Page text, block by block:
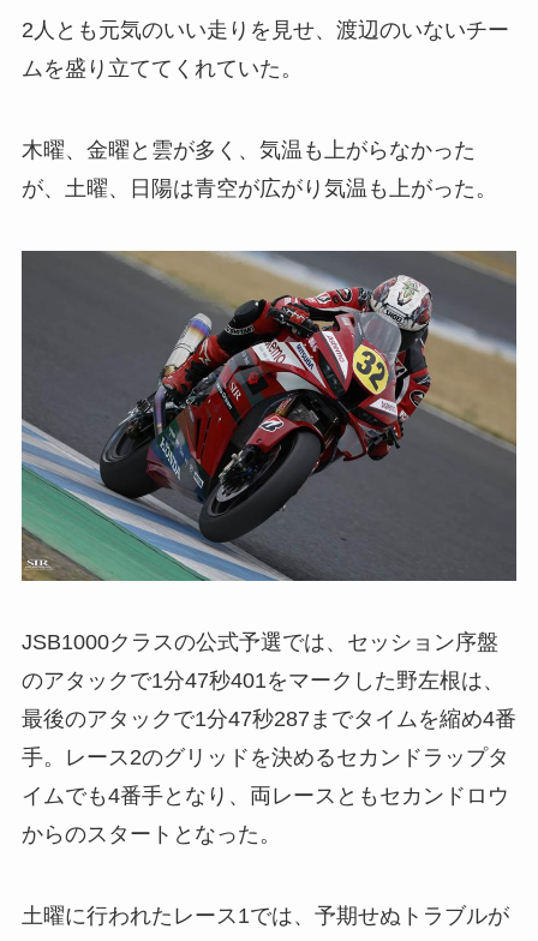
2人とも元気のいい走りを見せ、渡辺のいないチー
ムを盛り立ててくれていた。
木曜、金曜と雲が多く、気温も上がらなかった
が、土曜、日陽は青空が広がり気温も上がった。
JSB1000クラスの公式予選では、セッション序盤
のアタックで1分47秒401をマークした野左根は、
最後のアタックで1分47秒287までタイムを縮め4番
手。レース2のグリッドを決めるセカンドラップタ
イムでも4番手となり、両レースともセカンドロウ
からのスタートとなった。
土曜に行われたレース1では、予期せぬトラブルが